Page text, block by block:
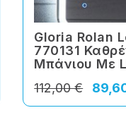
Gloria Rolan
770131
Μπάνιου Με
112,00 €